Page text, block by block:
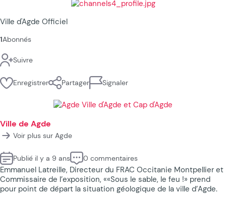
Ville d'Agde Officiel
1Abonnés
Suivre
Enregistrer Partager Signaler
Ville de Agde
Voir plus sur Agde
Publié il y a 9 ans 0 commentaires
Emmanuel Latreille, Directeur du FRAC Occitanie Montpellier et
Commissaire de l’exposition, ««Sous le sable, le feu !» prend
pour point de départ la situation géologique de la ville d’Agde.